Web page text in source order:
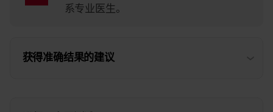
系专业医生。
获得准确结果的建议